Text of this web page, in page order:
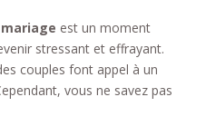
est un moment
stressant et effrayant.
couples font appel à un
vous ne savez pas